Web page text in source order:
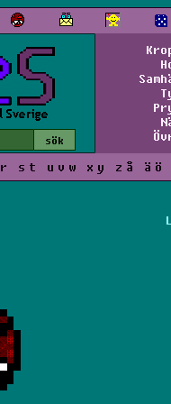
r s t u v w x y z å ä ö